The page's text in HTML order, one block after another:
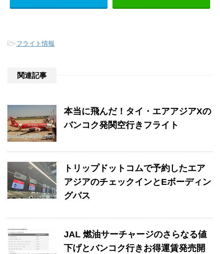
-フライト情報
関連記事
本当に飛んだ！タイ・エアアジアXの
バンコク発関空行きフライト
トリップドットコムで予約したエア
アジアのチェックインとEボーディン
グパス
JAL 燃油サーチャージのさらなる値
下げとバンコク行きお得運賃発売開